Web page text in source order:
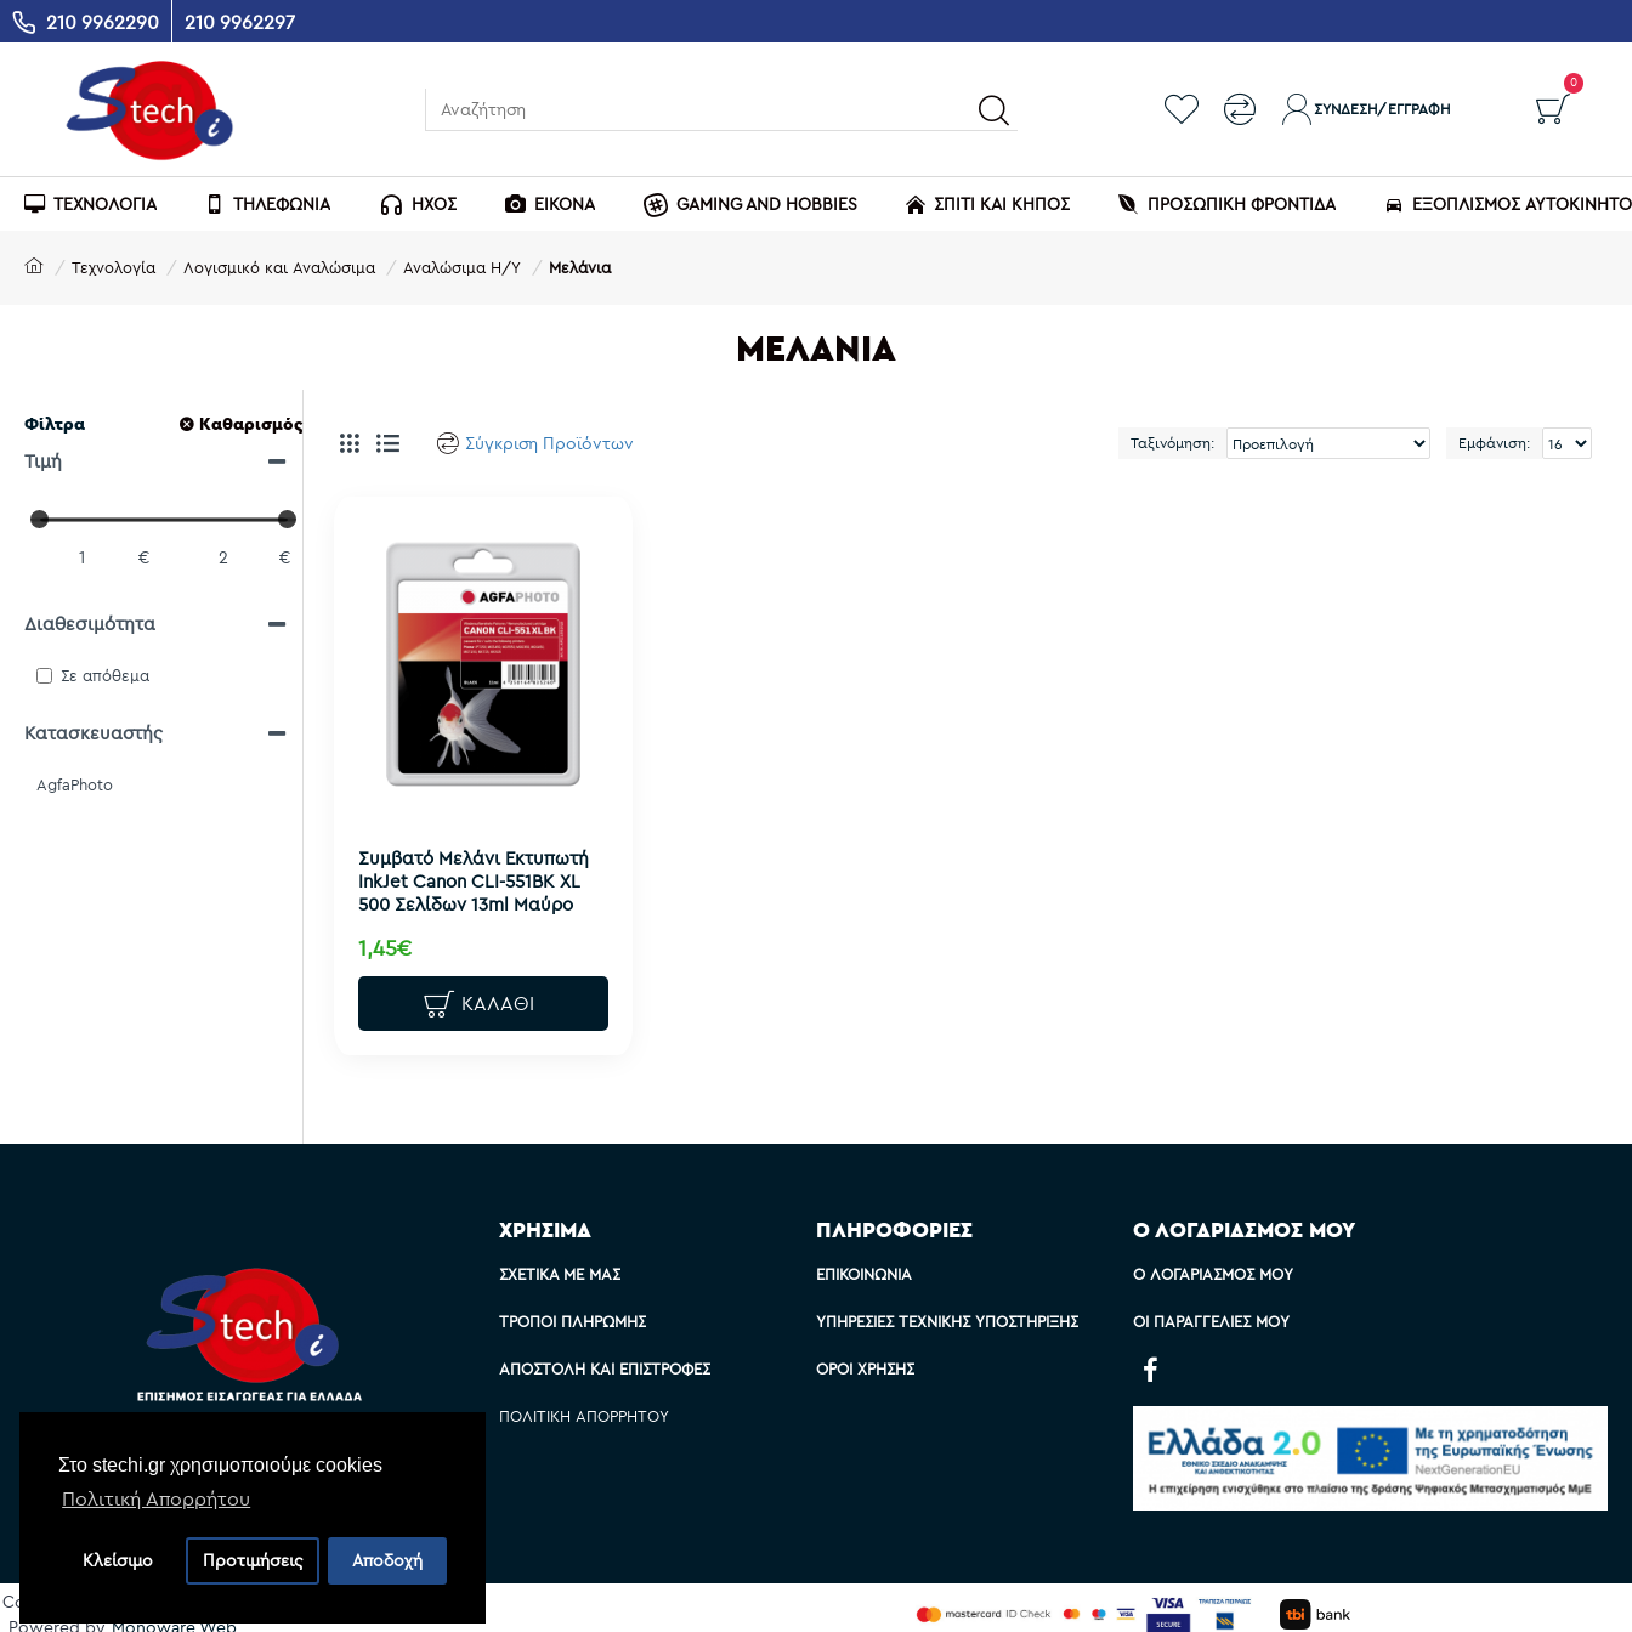
Στο stechi.gr χρησιμοποιούμε cookies
Πολιτική Απορρήτου
Κλείσιμο Προτιμήσεις Αποδοχή
210 9962290 210 9962297
ΣΎΝΔΕΣΗ/ΕΓΓΡΑΦΉ
0
ΤΕΧΝΟΛΟΓΙΑ ΤΗΛΕΦΩΝΙΑ ΗΧΟΣ ΕΙΚΟΝΑ GAMING AND HOBBIES ΣΠΙΤΙ ΚΑΙ ΚΗΠΟΣ ΠΡΟΣΩΠΙΚΗ ΦΡΟΝΤΙΔΑ ΕΞΟΠΛΙΣΜΌΣ
Τεχνολογία Λογισμικό και Αναλώσιμα Αναλώσιμα Η/Υ Μελάνια
ΜΕΛΆΝΙΑ
Φίλτρα Καθαρισμός
Τιμή
€ €
Κατασκευαστής
AgfaPhoto
Διαθεσιμότητα
Σε απόθεμα
Σύγκριση Προϊόντων Ταξινόμηση: Εμφάνιση:
Συμβατό Μελάνι Εκτυπωτή
InkJet Canon CLI-551BK XL
500 Σελίδων 13ml Μαύρο
1,45€
ΚΑΛΆΘΙ
ΧΡΗΣΙΜΑ
ΣΧΕΤΙΚΆ ΜΕ ΜΑΣ
ΤΡΌΠΟΙ ΠΛΗΡΩΜΉΣ
ΑΠΟΣΤΟΛΉ ΚΑΙ ΕΠΙΣΤΡΟΦΈΣ
ΠΟΛΙΤΙΚΉ ΑΠΟΡΡΉΤΟΥ
ΠΛΗΡΟΦΟΡΙΕΣ
ΕΠΙΚΟΙΝΩΝΊΑ
ΥΠΗΡΕΣΊΕΣ ΤΕΧΝΙΚΉΣ ΥΠΟΣΤΉΡΙΞΗΣ
ΌΡΟΙ ΧΡΉΣΗΣ
Ο ΛΟΓΑΡΙΑΣΜΟΣ ΜΟΥ
Ο ΛΟΓΑΡΙΑΣΜΌΣ ΜΟΥ
ΟΙ ΠΑΡΑΓΓΕΛΊΕΣ ΜΟΥ
Copyright © 2022 Stechi, All Rights Reserved
Powered by Monoware Web